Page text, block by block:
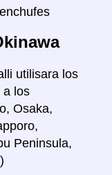
utilisara los
a los
Osaka,
Peninsula,